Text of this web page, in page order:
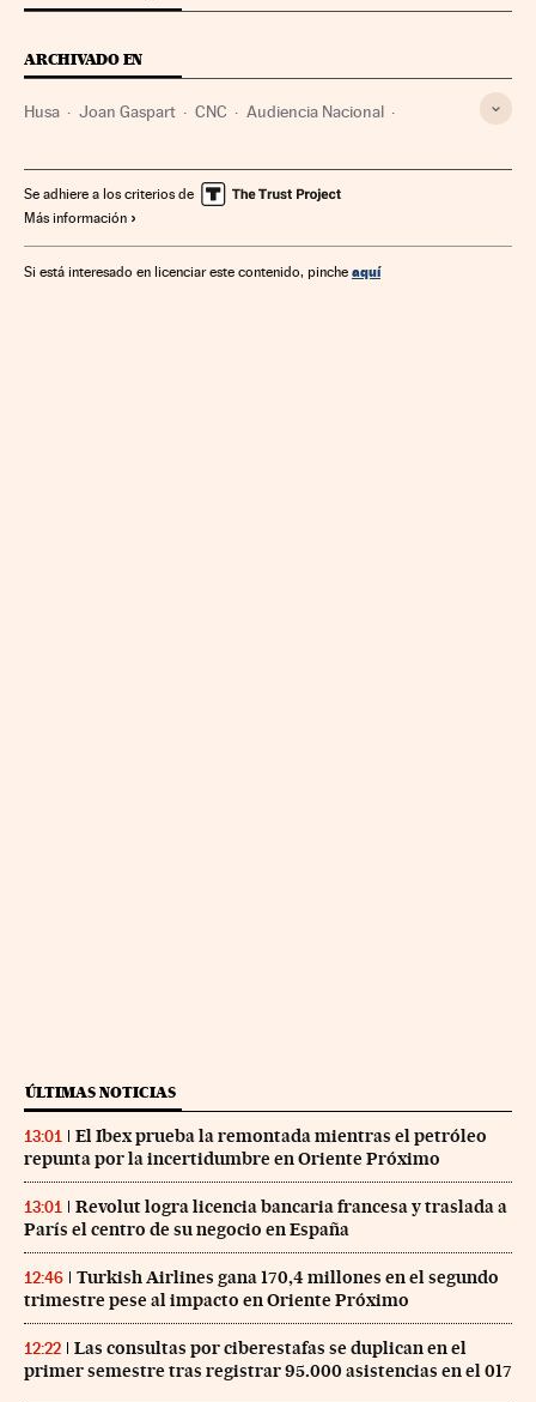
ARCHIVADO EN
Husa Joan Gaspart CNC Audiencia Nacional
Economía Juicios Administración Estado
Se adhiere a los criterios de
Más información
Si está interesado en licenciar este contenido, pinche aquí
ÚLTIMAS NOTICIAS
13:01
El Ibex prueba la remontada mientras el petróleo
repunta por la incertidumbre en Oriente Próximo
13:01
Revolut logra licencia bancaria francesa y traslada a
París el centro de su negocio en España
12:46
Turkish Airlines gana 170,4 millones en el segundo
trimestre pese al impacto en Oriente Próximo
12:22
Las consultas por ciberestafas se duplican en el
primer semestre tras registrar 95.000 asistencias en el 017